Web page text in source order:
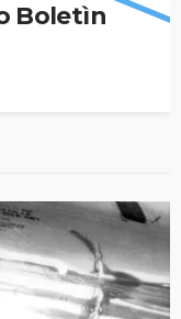
Boletìn